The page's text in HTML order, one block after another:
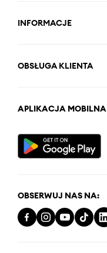
INFORMACJE
OBSŁUGA KLIENTA
APLIKACJA MOBILNA
OBSERWUJ NAS NA: